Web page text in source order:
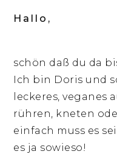
Hallo,
schön daß du da
Ich bin Doris und
leckeres, veganes
rühren, kneten
einfach muss es
es ja sowieso!